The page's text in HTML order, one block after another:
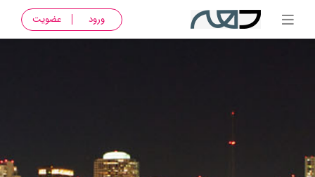
ورود عضویت